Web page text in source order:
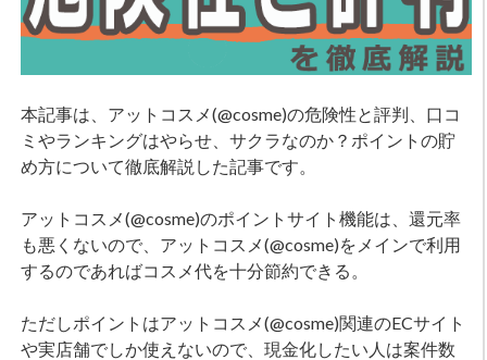
本記事は、アットコスメ(@cosme)の危険性と評判、口コ
ミやランキングはやらせ、サクラなのか？ポイントの貯
め方について徹底解説した記事です。
アットコスメ(@cosme)のポイントサイト機能は、還元率
も悪くないので、アットコスメ(@cosme)をメインで利用
するのであればコスメ代を十分節約できる。
ただしポイントはアットコスメ(@cosme)関連のECサイト
や実店舗でしか使えないので、現金化したい人は案件数